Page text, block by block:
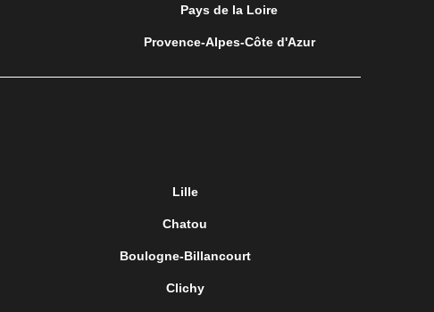
Pays de la Loire
Provence-Alpes-Côte d'Azur
Lille
Chatou
Boulogne-Billancourt
Clichy